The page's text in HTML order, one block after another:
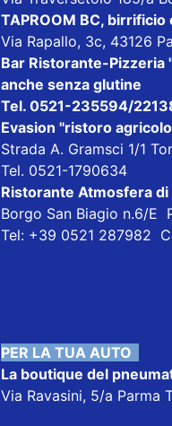
TAPROOM BC, birrificio
Via Rapallo, 3c, 43126
Bar Ristorante-Pizzeria
anche senza glutine
Tel. 0521-235594/
Evasion "ristoro
Strada A. Gramsci 1/1
Tel. 0521-1790634
Ristorante Atmosfera di
Borgo San Biagio n.6/E
Tel: +39 0521 287982
PER LA TUA AUTO
La boutique del
Via Ravasini, 5/a Parma